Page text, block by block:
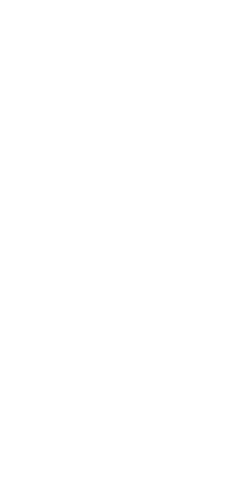
此做法等于向赌场借运。
无钱执，赌仔大忌也。那麽饮甚麽最好？西瓜
的表现，在赌桌上欠缺信心，要赢钱当然唔容
要避开「四」号位啦，「四」与「死」音类
，等于将财产扫出屋外。
把火，好运自然减弱，赌仔被人拍膊头，道理
三枝招财沉香，祈求神灵眷佑，心诚就一定有